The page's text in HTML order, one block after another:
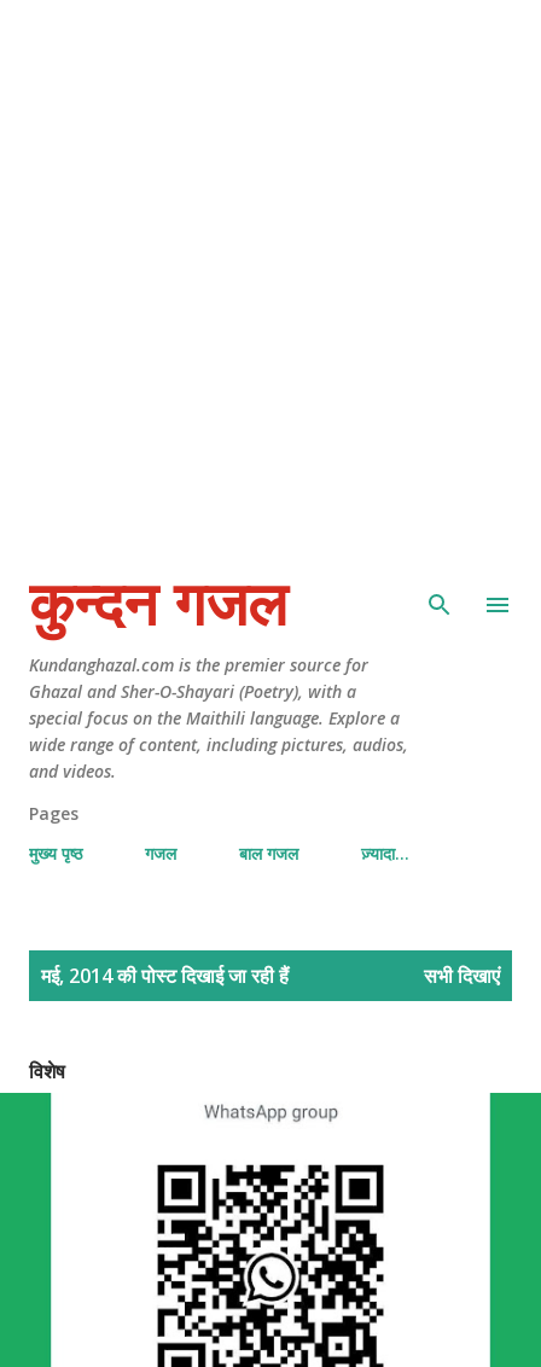
कुन्दन गजल
Kundanghazal.com is the premier source for
Ghazal and Sher-O-Shayari (Poetry), with a
special focus on the Maithili language. Explore a
wide range of content, including pictures, audios,
and videos.
Pages
मुख्य पृष्ठ
गजल बाल गजल ज़्यादा…
मई, 2014 की पोस्ट दिखाई जा रही हैं सभी दिखाएं
विशेष